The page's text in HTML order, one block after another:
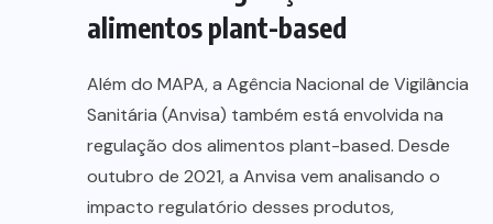
alimentos plant-based
Além do MAPA, a Agência Nacional de Vigilância
Sanitária (Anvisa) também está envolvida na
regulação dos alimentos plant-based. Desde
outubro de 2021, a Anvisa vem analisando o
impacto regulatório desses produtos,